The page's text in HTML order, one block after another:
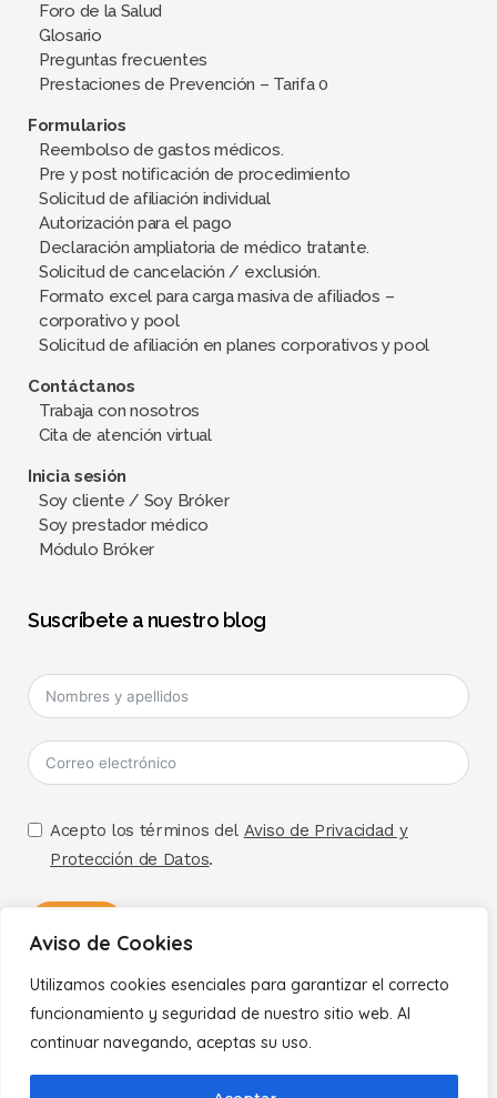
Aviso de Cookies
Utilizamos cookies esenciales para garantizar el correcto
funcionamiento y seguridad de nuestro sitio web. Al
continuar navegando, aceptas su uso.
Foro de la Salud
Glosario
Preguntas frecuentes
Prestaciones de Prevención – Tarifa 0
Formularios
Reembolso de gastos médicos.
Pre y post notificación de procedimiento
Solicitud de afiliación individual
Autorización para el pago
Declaración ampliatoria de médico tratante.
Solicitud de cancelación / exclusión.
Formato excel para carga masiva de afiliados –
corporativo y pool
Solicitud de afiliación en planes corporativos y pool
Contáctanos
Trabaja con nosotros
Cita de atención virtual
Inicia sesión
Soy cliente / Soy Bróker
Soy prestador médico
Módulo Bróker
Suscríbete a nuestro blog
Acepto los términos del Aviso de Privacidad y
Protección de Datos.
A
l
t
e
Políticas
Aviso de Privacidad